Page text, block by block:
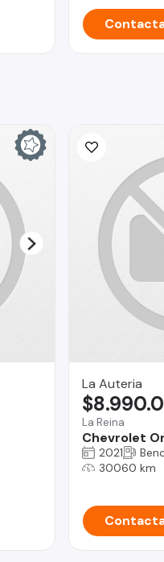
La Auteria
La Reina
Chevrolet
2021
30060 km